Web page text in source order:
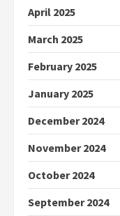
April 2025
March 2025
February 2025
January 2025
December 2024
November 2024
October 2024
September 2024